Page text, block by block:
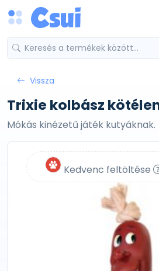
Vissza
Trixie kolbász kötélen
Mókás kinézetű játék kutyáknak.
Kedvenc feltöltése